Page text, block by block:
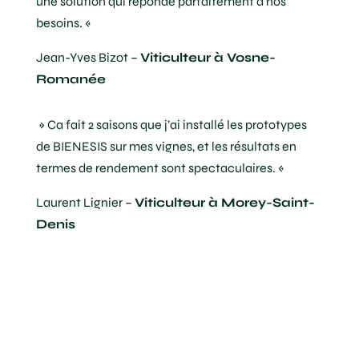
besoins. «
Jean-Yves Bizot – Viticulteur à Vosne-
Romanée
» Ca fait 2 saisons que j’ai installé les prototypes
de BIENESIS sur mes vignes, et les résultats en
termes de rendement sont spectaculaires. «
Laurent Lignier – Viticulteur à Morey-Saint-
Denis